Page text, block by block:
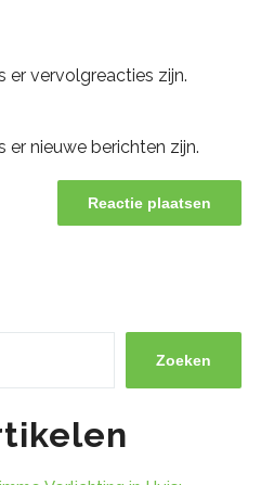
er vervolgreacties zijn.
er nieuwe berichten zijn.
Zoeken